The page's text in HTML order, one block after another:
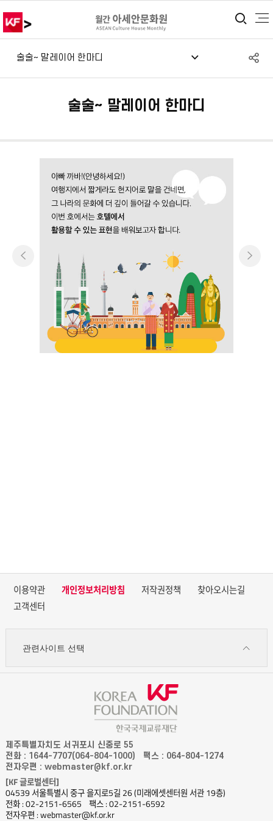
> 통
술술~ 말레이어 한마디
술술~ 말레이어 한마디
이용약관 개인정보처리방침 저작권정책
찾아오시는길
고객센터
관련사이트 선택
제주특별자치도 서귀포시 신중로 55
전화 : 1644-7707(064-804-1000)
팩스 : 064-804-1274
전자우편 : webmaster@kf.or.kr
[KF 글로벌센터]
04539 서울특별시 중구 을지로5길 26 (미래에셋센터원 서관 19층)
전화 : 02-2151-6565
팩스 : 02-2151-6592
전자우편 : webmaster@kf.or.kr